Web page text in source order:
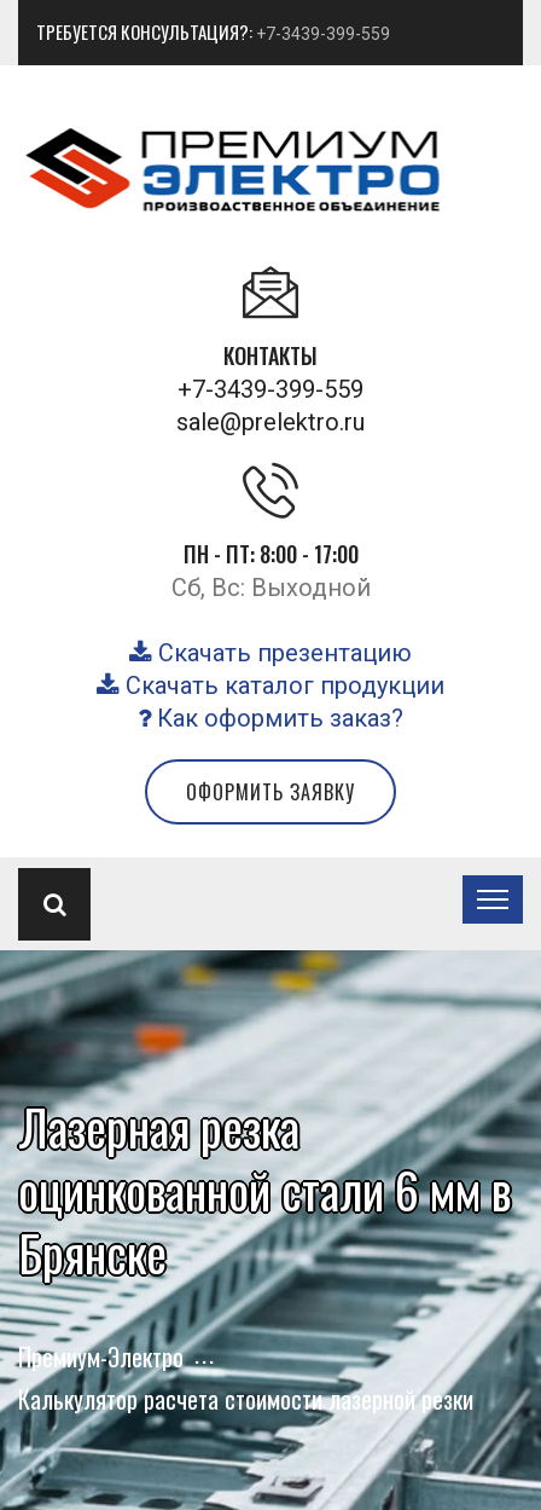
ТРЕБУЕТСЯ КОНСУЛЬТАЦИЯ?: +7-3439-399-559
КОНТАКТЫ
+7-3439-399-559
sale@prelektro.ru
ПН - ПТ: 8:00 - 17:00
Сб, Вс: Выходной
Скачать презентацию
Скачать каталог продукции
Как оформить заказ?
ОФОРМИТЬ ЗАЯВКУ
Лазерная резка
оцинкованной стали 6 мм в
Брянске
Премиум-Электро
Калькулятор расчета стоимости лазерной резки